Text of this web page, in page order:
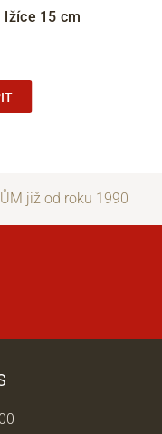
lžíce 15 cm
již od roku 1990